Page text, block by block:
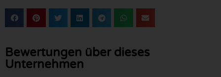
Bewertungen über dieses
Unternehmen